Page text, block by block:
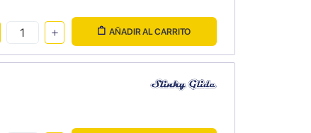
AÑADIR AL CARRITO